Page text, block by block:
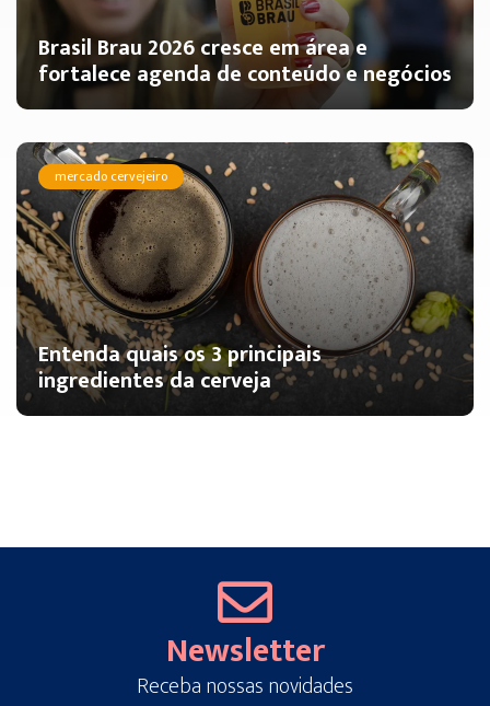
Brasil Brau 2026 cresce em área e
fortalece agenda de conteúdo e negócios
mercado cervejeiro
Entenda quais os 3 principais
ingredientes da cerveja
Newsletter
Receba nossas novidades